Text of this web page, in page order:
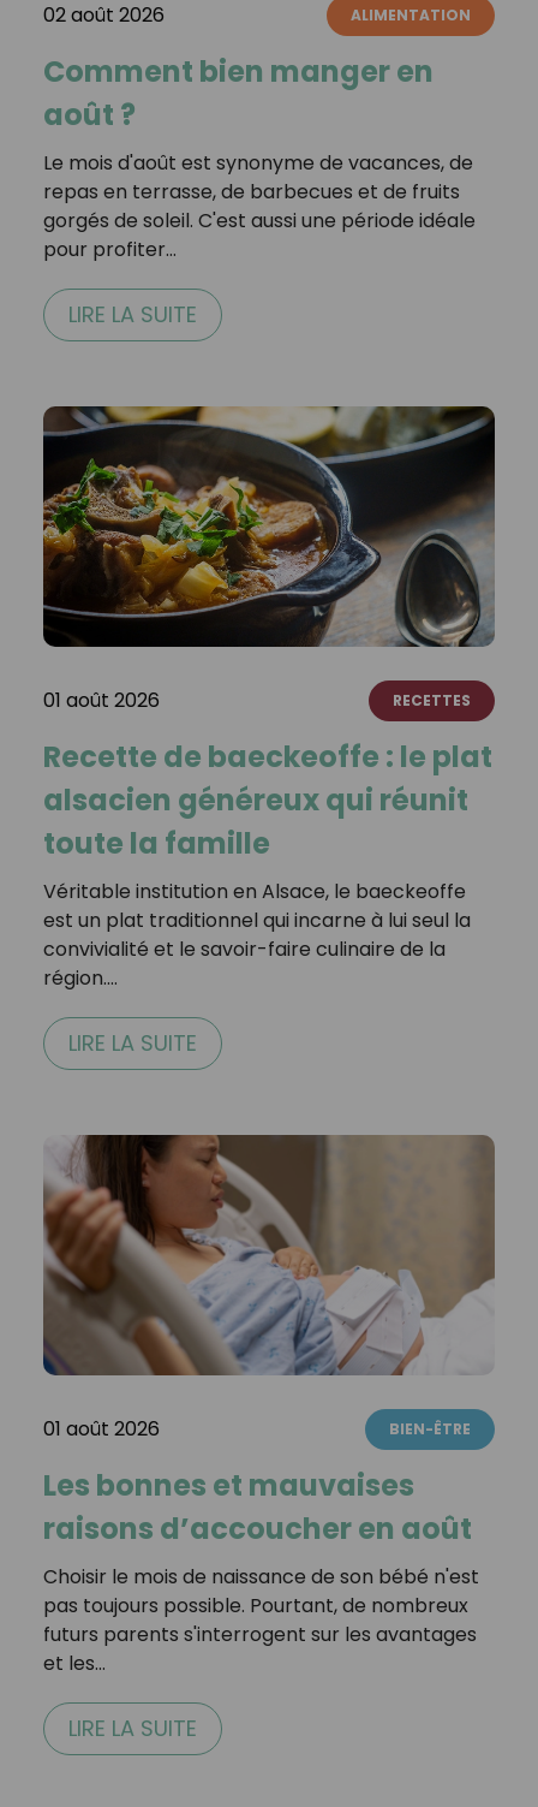
02 août 2026 ALIMENTATION
Comment bien manger en
août ?
Le mois d'août est synonyme de vacances, de
repas en terrasse, de barbecues et de fruits
gorgés de soleil. C'est aussi une période idéale
pour profiter…
LIRE LA SUITE
01 août 2026 RECETTES
Recette de baeckeoffe : le plat
alsacien généreux qui réunit
toute la famille
Véritable institution en Alsace, le baeckeoffe
est un plat traditionnel qui incarne à lui seul la
convivialité et le savoir-faire culinaire de la
région.…
LIRE LA SUITE
01 août 2026 BIEN-ÊTRE
Les bonnes et mauvaises
raisons d’accoucher en août
Choisir le mois de naissance de son bébé n'est
pas toujours possible. Pourtant, de nombreux
futurs parents s'interrogent sur les avantages
et les…
LIRE LA SUITE